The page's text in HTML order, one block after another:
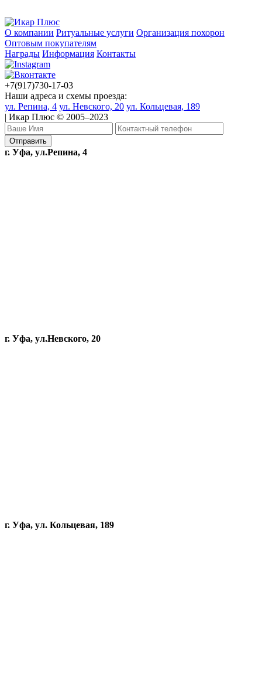
О компании Ритуальные услуги Организация похорон
Оптовым покупателям
Награды Информация Контакты
+7(917)730-17-03
Наши адреса и схемы проезда:
ул. Репина, 4 ул. Невского, 20 ул. Кольцевая, 189
| Икар Плюс © 2005–2023
г. Уфа, ул.Репина, 4
г. Уфа, ул.Невского, 20
г. Уфа, ул. Кольцевая, 189